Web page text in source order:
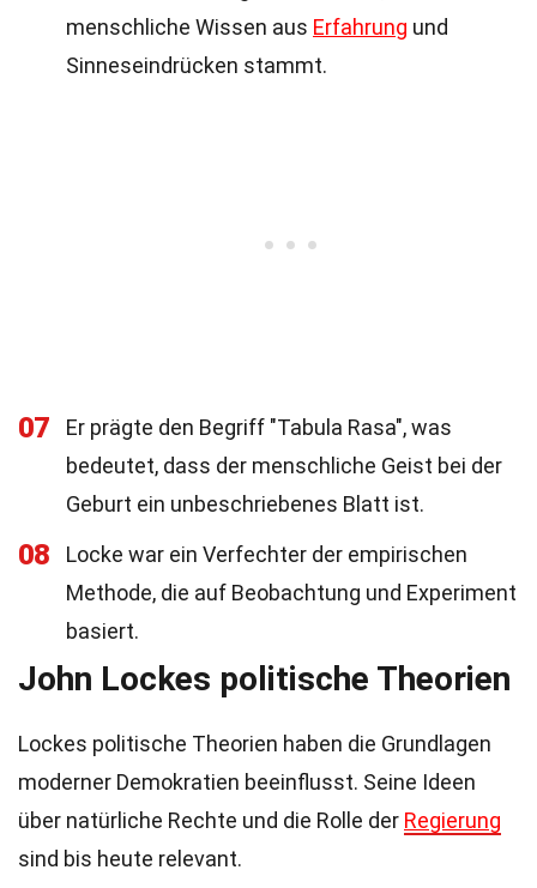
menschliche Wissen aus Erfahrung und
Sinneseindrücken stammt.
07
Er prägte den Begriff "Tabula Rasa", was
bedeutet, dass der menschliche Geist bei der
Geburt ein unbeschriebenes Blatt ist.
08
Locke war ein Verfechter der empirischen
Methode, die auf Beobachtung und Experiment
basiert.
John Lockes politische Theorien
Lockes politische Theorien haben die Grundlagen
moderner Demokratien beeinflusst. Seine Ideen
über natürliche Rechte und die Rolle der Regierung
sind bis heute relevant.